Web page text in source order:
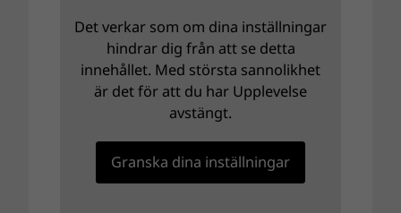
Det verkar som om dina inställningar
hindrar dig från att se detta
innehållet. Med största sannolikhet
är det för att du har Upplevelse
avstängt.
Granska dina inställningar